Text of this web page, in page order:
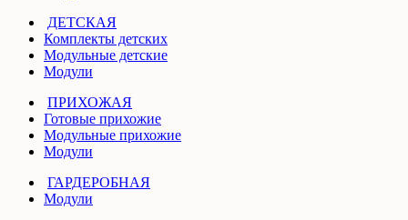
ДЕТСКАЯ
Комплекты детских
Модульные детские
Модули
ПРИХОЖАЯ
Готовые прихожие
Модульные прихожие
Модули
ГАРДЕРОБНАЯ
Модули